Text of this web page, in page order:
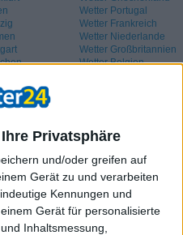
Privatsphäre
und/oder greifen auf
Gerät zu und verarbeiten
Kennungen und
Gerät für personalisierte
Inhaltsmessung,
Wetter Portugal
Wetter Frankreich
Wetter Niederlande
Wetter Großbritannien
Wetter Belgien